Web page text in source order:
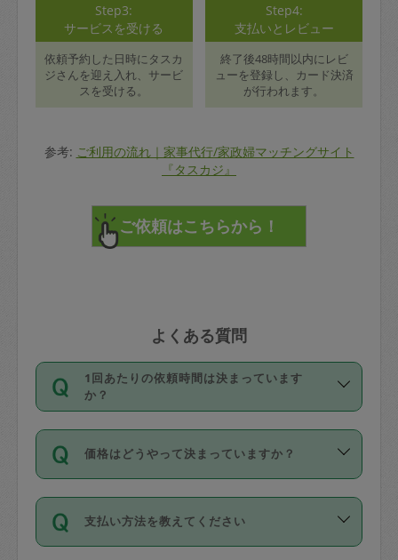
Step3:
サービスを受ける
依頼予約した日時にタスカ
ジさんを迎え入れ、サービ
スを受ける。
Step4:
支払いとレビュー
終了後48時間以内にレビ
ューを登録し、カード決済
が行われます。
参考: ご利用の流れ｜家事代行/家政婦マッチングサイト
『タスカジ』
よくある質問
1回あたりの依頼時間は決まっています
か？
依頼1回につき3時間固定です。3時間を
超えて依頼したい場合は、延長機能をご
利用ください。機能をご利用いただくに
の上事前申請することが必要です。な
お、3時間を下回っても、値引き等はござ
価格はどうやって決まっていますか？
11種類の価格帯の中からタスカジさん自
身が価格を選んで設定しています。
タスカジさんの価格設定には最初は制限
支払い方法を教えてください